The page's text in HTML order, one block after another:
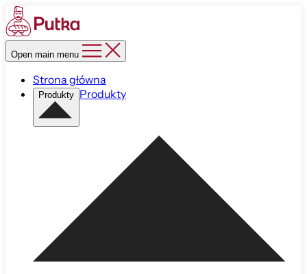
Open main menu
Strona główna
Produkty Produkty